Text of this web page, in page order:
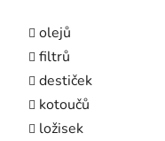
olejů
filtrů
destiček
kotoučů
ložisek